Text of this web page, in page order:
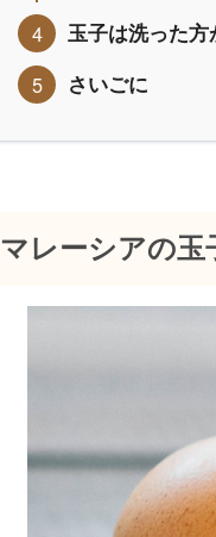
玉子は洗った方
さいごに
マレーシアの玉